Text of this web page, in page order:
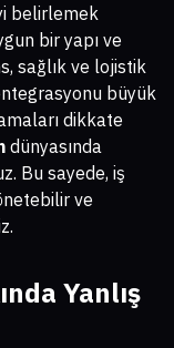
belirlemek
bir yapı ve
sağlık ve lojistik
büyük
dikkate
dünyasında
Bu sayede, iş
ve
Yanlış